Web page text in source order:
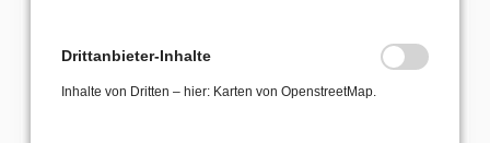
Kultur- und Naturerlebnisreise nach
Dessau: Bauhaus, Gartenreich &
Luther
Drittanbieter-Inhalte
Inhalte von Dritten – hier: Karten von OpenstreetMap.